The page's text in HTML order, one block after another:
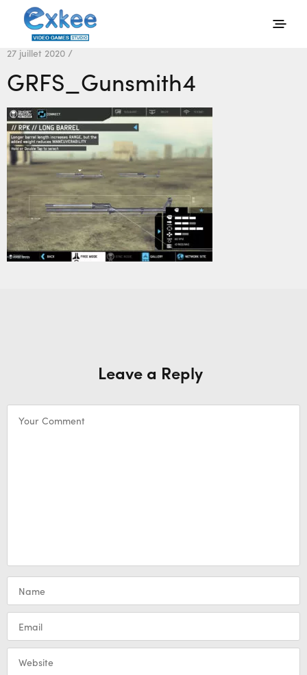
27 juillet 2020 /
GRFS_Gunsmith4
Leave a Reply